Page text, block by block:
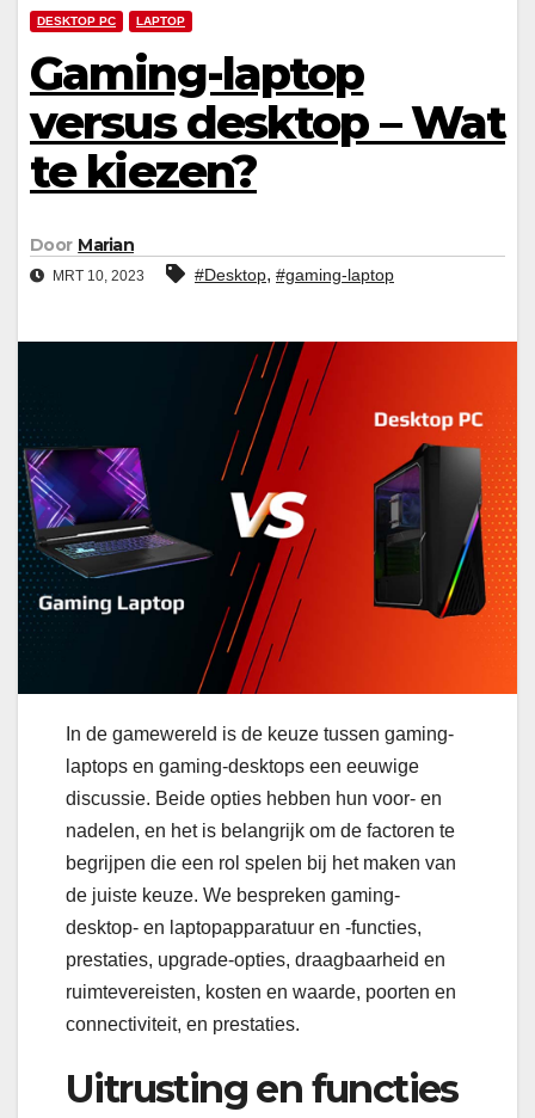
DESKTOP PC LAPTOP
Gaming-laptop
versus desktop – Wat
te kiezen?
Door Marian
MRT 10, 2023 #Desktop, #gaming-laptop
In de gamewereld is de keuze tussen gaming-
laptops en gaming-desktops een eeuwige
discussie. Beide opties hebben hun voor- en
nadelen, en het is belangrijk om de factoren te
begrijpen die een rol spelen bij het maken van
de juiste keuze. We bespreken gaming-
desktop- en laptopapparatuur en -functies,
prestaties, upgrade-opties, draagbaarheid en
ruimtevereisten, kosten en waarde, poorten en
connectiviteit, en prestaties.
Uitrusting en functies